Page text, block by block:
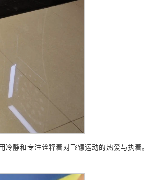
静和专注诠释着对飞镖运动的热爱与执着。